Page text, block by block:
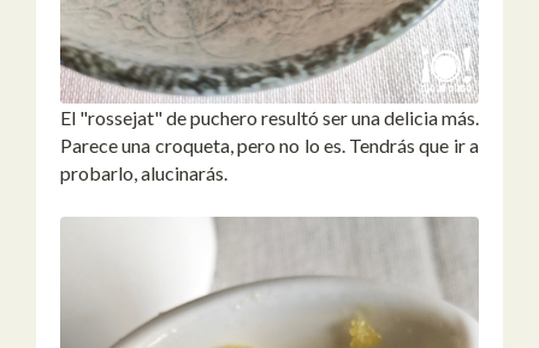
El "rossejat" de puchero resultó ser una delicia más.
Parece una croqueta, pero no lo es. Tendrás que ir a
probarlo, alucinarás.